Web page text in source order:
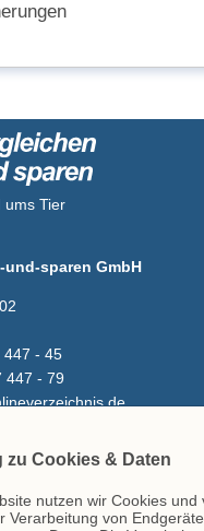
ums Tier
sparen GmbH
447 - 45
447 - 79
zu Cookies & Daten
nutzen wir Cookies und
Verarbeitung von